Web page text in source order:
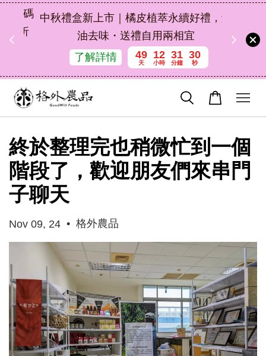
中秋禮盒新上市｜橘皮植萃永續好禮，解
油去味・送禮自用兩相宜
了解詳情
12
小時
31
分鐘
30
秒
終於整理完也稍微忙到一個
階段了，歡迎朋友們來串門
子聊天
Nov 09, 24 • 格外農品